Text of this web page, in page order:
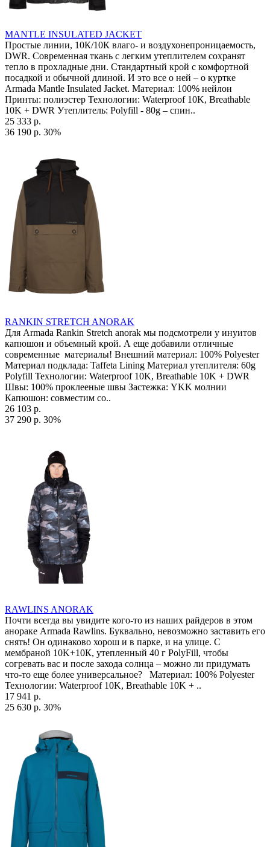
MANTLE INSULATED JACKET
Простые линии, 10К/10К влаго- и воздухонепроницаемость,
DWR. Современная ткань с легким утеплителем сохранят
тепло в прохладные дни. Стандартный крой с комфортной
посадкой и обычной длиной. И это все о ней – о куртке
Armada Mantle Insulated Jacket. Материал: 100% нейлон
Принты: полиэстер Технологии: Waterproof 10K, Breathable
10K + DWR Утеплитель: Polyfill - 80g – спин..
25 333 р.
36 190 р. 30%
RANKIN STRETCH ANORAK
Для Armada Rankin Stretch anorak мы подсмотрели у инуитов
капюшон и объемный крой. А еще добавили отличные
современные материалы! Внешний материал: 100% Polyester
Материал подклада: Taffeta Lining Материал утеплителя: 60g
Polyfill Технологии: Waterproof 10K, Breathable 10K + DWR
Швы: 100% проклееные швы Застежка: YKK молнии
Капюшон: совместим со..
26 103 р.
37 290 р. 30%
RAWLINS ANORAK
Почти всегда вы увидите кого-то из наших райдеров в этом
анораке Armada Rawlins. Буквально, невозможно заставить его
снять! Он одинаково хорош и в парке, и на улице. С
мембраной 10K+10К, утепленный 40 г PolyFill, чтобы
согревать вас и после захода солнца – можно ли придумать
что-то еще более универсальное? Материал: 100% Polyester
Технологии: Waterproof 10K, Breathable 10K + ..
17 941 р.
25 630 р. 30%